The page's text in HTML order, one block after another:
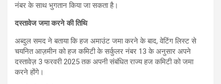
नंबर के साथ भुगतान किया जा सकता है।
दस्तावेज जमा करने की तिथि
अब्दुल समद ने बताया कि हज अमाउंट जमा करने के बाद, वेटिंग लिस्ट से
चयनित आज़मीन को हज कमिटी के सर्कुलर नंबर 13 के अनुसार अपने
दस्तावेज़ 3 फरवरी 2025 तक अपनी संबंधित राज्य हज कमिटी को जमा
करने होंगे।